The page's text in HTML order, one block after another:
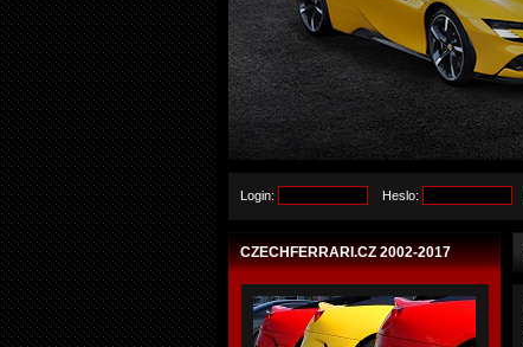
Login: Heslo:
CZECHFERRARI.CZ 2002-2017